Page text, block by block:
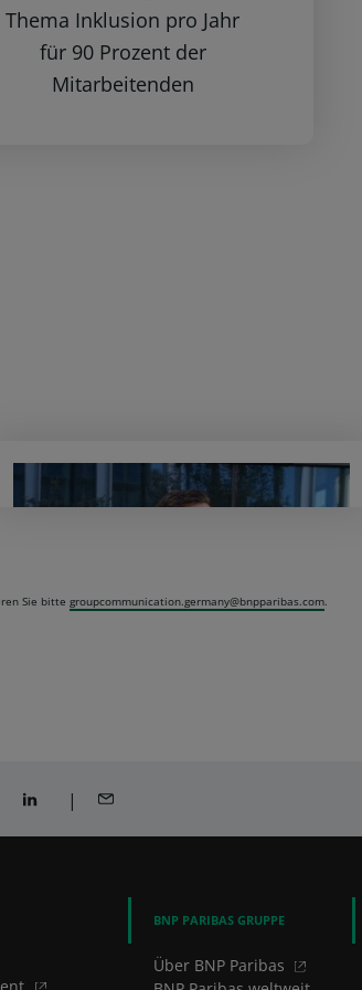
Thema Inklusion pro Jahr
für 90 Prozent der
Mitarbeitenden
Sie bitte groupcommunication.germany@bnpparibas.com.
(ÖFFNET EIN NEUES FENSTER)
TEILEN (ÖFFNET EIN NEUES FENSTER)
AUF LINKEDIN TEILEN (ÖFFNET EIN NEUES
PER E-MAIL TEILEN
BNP PARIBAS GRUPPE
Über BNP Paribas